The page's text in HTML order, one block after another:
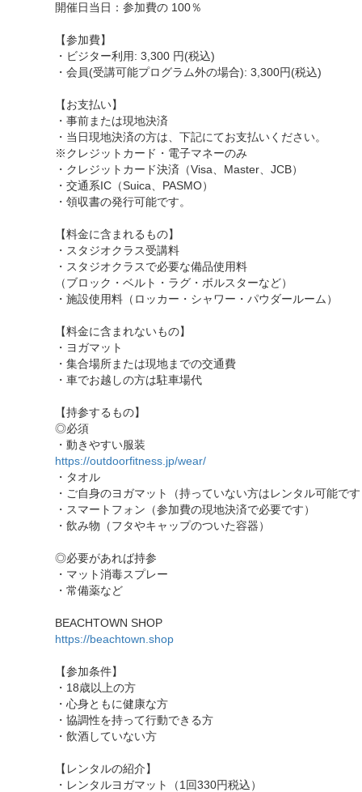
開催日当日：参加費の 100％
【参加費】
・ビジター利用: 3,300 円(税込)
・会員(受講可能プログラム外の場合): 3,300円(税込)
【お支払い】
・事前または現地決済
・当日現地決済の方は、下記にてお支払いください。
※クレジットカード・電子マネーのみ
・クレジットカード決済（Visa、Master、JCB）
・交通系IC（Suica、PASMO）
・領収書の発行可能です。
【料金に含まれるもの】
・スタジオクラス受講料
・スタジオクラスで必要な備品使用料
（ブロック・ベルト・ラグ・ボルスターなど）
・施設使用料（ロッカー・シャワー・パウダールーム）
【料金に含まれないもの】
・ヨガマット
・集合場所または現地までの交通費
・車でお越しの方は駐車場代
【持参するもの】
◎必須
・動きやすい服装
https://outdoorfitness.jp/wear/
・タオル
・ご自身のヨガマット（持っていない方はレンタル可能で
・スマートフォン（参加費の現地決済で必要です）
・飲み物（フタやキャップのついた容器）
◎必要があれば持参
・マット消毒スプレー
・常備薬など
BEACHTOWN SHOP
https://beachtown.shop
【参加条件】
・18歳以上の方
・心身ともに健康な方
・協調性を持って行動できる方
・飲酒していない方
【レンタルの紹介】
・レンタルヨガマット（1回330円税込）